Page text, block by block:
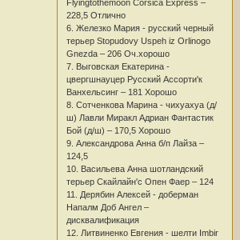
Flyingtothemoon Corsica Express –
228,5 Отлично
6. Железко Мария - русский черный
терьер Stopudovy Uspeh iz Orlinogo
Gnezda – 206 Оч.хорошо
7. Выговская Екатерина -
цвергшнауцер Русский Ассорти'к
Ванхельсинг – 181 Хорошо
8. Сотченкова Марина - чихуахуа (д/
ш) Лавли Миракл Адриан Фантастик
Бой (д/ш) – 170,5 Хорошо
9. Александрова Анна б/п Лайза –
124,5
10. Васильева Анна шотландский
терьер Скайлайн'с Опен Фаер – 124
11. Дерябин Алексей - доберман
Напалм Доб Ангел –
дисквалификация
12. Литвиненко Евгения - шелти Imbir